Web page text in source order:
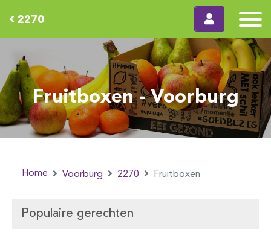
2270
Fruitboxen - Voorburg
Home Voorburg 2270 Fruitboxen
Populaire gerechten